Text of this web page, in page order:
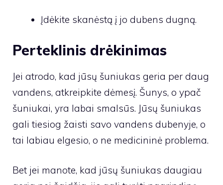
Įdėkite skanėstą į jo dubens dugną.
Perteklinis drėkinimas
Jei atrodo, kad jūsų šuniukas geria per daug
vandens, atkreipkite dėmesį. Šunys, o ypač
šuniukai, yra labai smalsūs. Jūsų šuniukas
gali tiesiog žaisti savo vandens dubenyje, o
tai labiau elgesio, o ne medicininė problema.
Bet jei manote, kad jūsų šuniukas daugiau